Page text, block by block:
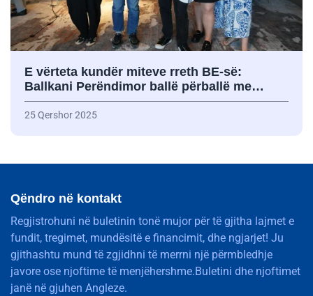
E vërteta kundër miteve rreth BE-së:
Ballkani Perëndimor ballë përballë me…
25 Qershor 2025
Qëndro në kontakt
Regjistrohuni në buletinin tonë mujor për të gjitha lajmet e
fundit, tregimet, mundësitë e financimit, dhe ngjarjet! Ju
gjithashtu mund të zgjidhni të merrni një përmbledhje
javore ose njoftime të menjëhershme.Buletini dhe njoftimet
janë në gjuhen Angleze.